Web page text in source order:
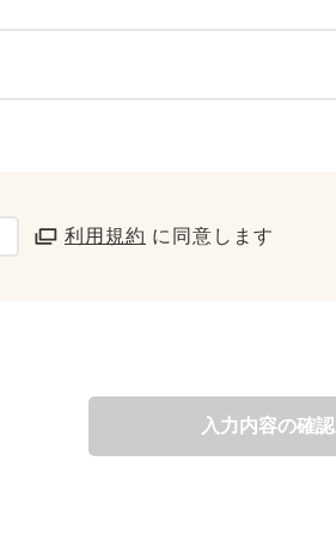
利用規約 に同意します
入力内容の確認